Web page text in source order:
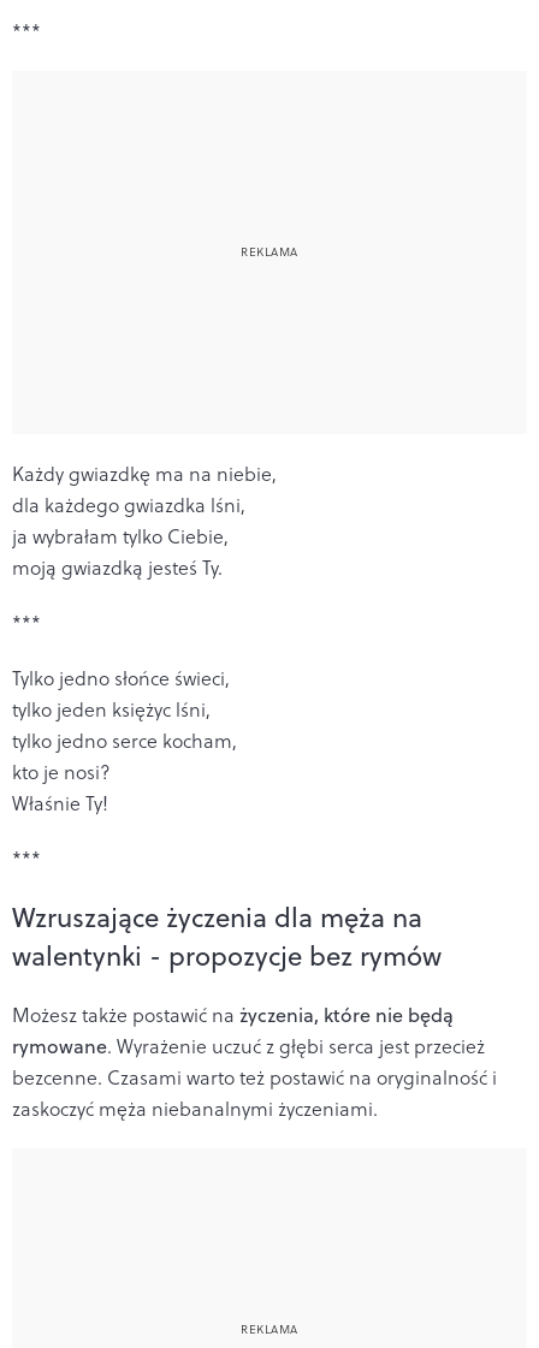
***
Każdy gwiazdkę ma na niebie,
dla każdego gwiazdka lśni,
ja wybrałam tylko Ciebie,
moją gwiazdką jesteś Ty.
***
Tylko jedno słońce świeci,
tylko jeden księżyc lśni,
tylko jedno serce kocham,
kto je nosi?
Właśnie Ty!
***
Wzruszające życzenia dla męża na
walentynki - propozycje bez rymów
Możesz także postawić na życzenia, które nie będą
rymowane. Wyrażenie uczuć z głębi serca jest przecież
bezcenne. Czasami warto też postawić na oryginalność i
zaskoczyć męża niebanalnymi życzeniami.